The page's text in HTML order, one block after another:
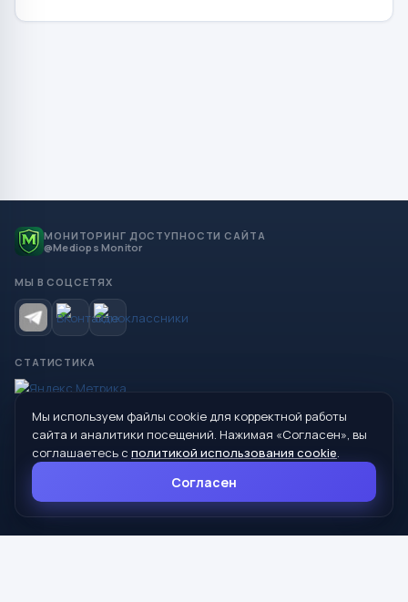
МОНИТОРИНГ ДОСТУПНОСТИ САЙТА
@Mediops Monitor
МЫ В СОЦСЕТЯХ
СТАТИСТИКА
© 2026 Управление образования Администрации МО
Сухой Лог
624800, Свердловская область, г. Сухой Лог, ул. Кирова, дом 7
8 (34373) 4-33-85
Мы используем файлы cookie для корректной работы
сайта и аналитики посещений. Нажимая «Согласен», вы
соглашаетесь с политикой использования cookie.
Согласен